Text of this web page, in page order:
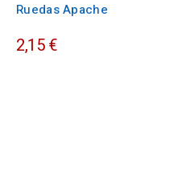
Ruedas Apache
2,15 €